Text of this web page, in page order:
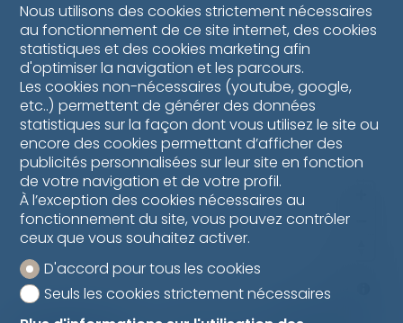
MapLibre
Nous utilisons des cookies strictement nécessaires
au fonctionnement de ce site internet, des cookies
statistiques et des cookies marketing afin
d'optimiser la navigation et les parcours.
Les cookies non-nécessaires (youtube, google,
etc..) permettent de générer des données
statistiques sur la façon dont vous utilisez le site ou
encore des cookies permettant d’afficher des
publicités personnalisées sur leur site en fonction
de votre navigation et de votre profil.
À l’exception des cookies nécessaires au
fonctionnement du site, vous pouvez contrôler
ceux que vous souhaitez activer.
D'accord pour tous les cookies
Seuls les cookies strictement nécessaires